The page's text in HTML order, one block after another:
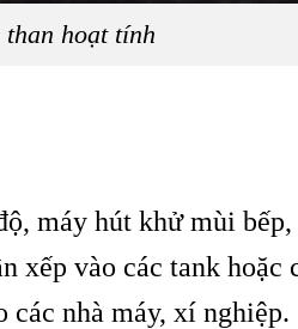
hoạt tính
máy hút khử mùi
xếp vào các tank
nhà máy, xí nghiệp.